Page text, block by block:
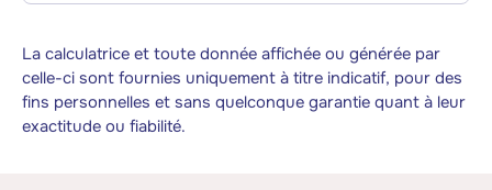
La calculatrice et toute donnée affichée ou générée par
celle-ci sont fournies uniquement à titre indicatif, pour des
fins personnelles et sans quelconque garantie quant à leur
exactitude ou fiabilité.